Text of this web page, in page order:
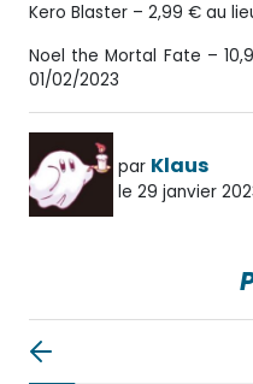
Kero Blaster – 2,99 € au
Noel the Mortal Fate –
01/02/2023
par Klaus
le 29 janvier